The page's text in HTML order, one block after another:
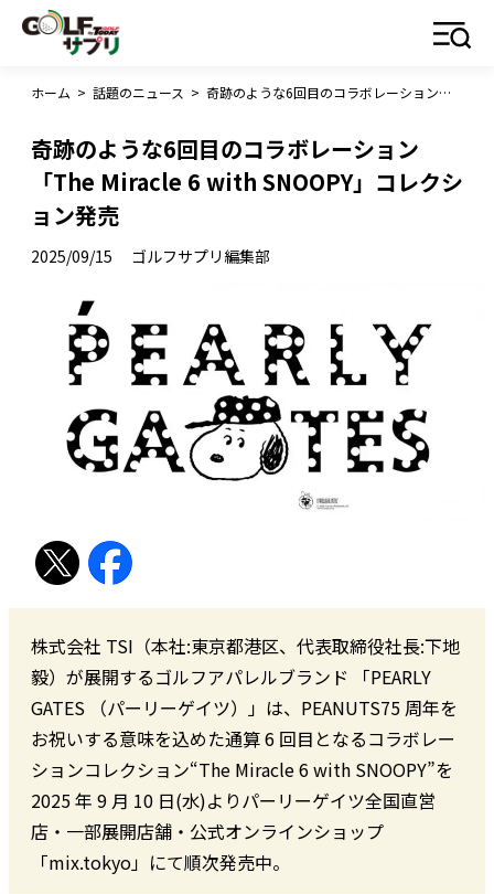
ホーム > 話題のニュース > 奇跡のような6回目のコラボレーション「The Miracle 6 with SNOOPY」コレクション発売
奇跡のような6回目のコラボレーション
「The Miracle 6 with SNOOPY」コレクシ
ョン発売
2025/09/15 ゴルフサプリ編集部
株式会社 TSI（本社:東京都港区、代表取締役社長:下地
毅）が展開するゴルフアパレルブランド 「PEARLY
GATES （パーリーゲイツ）」は、PEANUTS75 周年を
お祝いする意味を込めた通算 6 回目となるコラボレー
ションコレクション“The Miracle 6 with SNOOPY”を
2025 年 9 月 10 日(水)よりパーリーゲイツ全国直営
店・一部展開店舗・公式オンラインショップ
「mix.tokyo」にて順次発売中。